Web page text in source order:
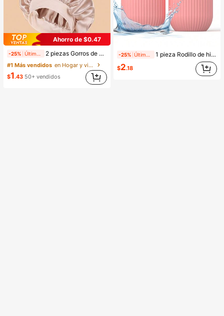
Ahorro de $0.47
-25% 2 piezas Gorros de dormir de seda y satén de lujo, unicolor, gorros elásticos de protección del cabello, ligeros y cómodos para usar toda la noche, cuidado del cabello, ducha, ajuste suave al cuero cabelludo, para ella
#1 Más vendidos
en Hogar y vida
$1.43 50+ vendidos
-25% 1 pieza Rodillo de hielo, usado para aliviar la hinchazón facial y de los ojos, masajeador facial, mejora la calidad de la piel, ilumina el cutis, molde para rodillo de hielo, belleza, cuidado de la piel, spa, autocuidado, herramientas de cuidado de la piel, cuidado facial, suministros para terapeutas de belleza, masaje, herramienta de masaje facial, rodillo facial, rodillo de hielo
$2.18